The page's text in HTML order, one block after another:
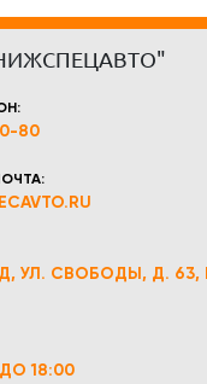
80
УЛ. СВОБОДЫ, Д. 63,
18:00